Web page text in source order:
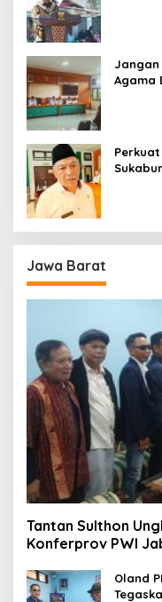
Jangan
Agama
Jawa Barat
Tantan Sulthon
Konferprov PWI
Oland